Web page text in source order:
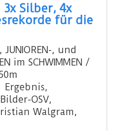
Silber, 4x
für die
, und
im SCHWIMMEN /
OSV,
Walgram,